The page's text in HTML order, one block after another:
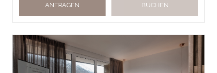
ANFRAGEN BUCHEN